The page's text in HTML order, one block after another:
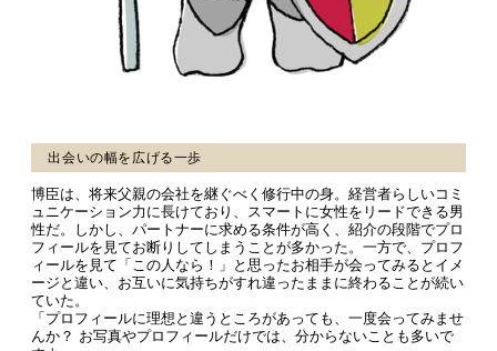
出会いの幅を広げる一歩
博臣は、将来父親の会社を継ぐべく修行中の身。経営者らしいコミ
ュニケーション力に長けており、スマートに女性をリードできる男
性だ。しかし、パートナーに求める条件が高く、紹介の段階でプロ
フィールを見てお断りしてしまうことが多かった。一方で、プロフ
ィールを見て「この人なら！」と思ったお相手が会ってみるとイメ
ージと違い、お互いに気持ちがすれ違ったままに終わることが続い
ていた。
「プロフィールに理想と違うところがあっても、一度会ってみませ
んか？ お写真やプロフィールだけでは、分からないことも多いで